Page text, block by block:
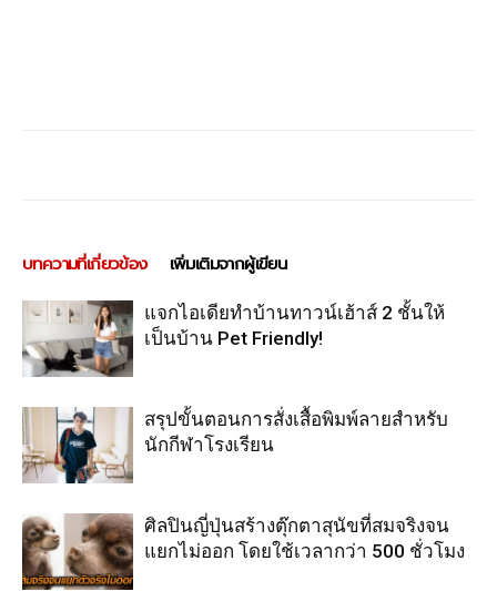
บทความที่เกี่ยวข้อง เพิ่มเติมจากผู้เขียน
แจกไอเดียทำบ้านทาวน์เฮ้าส์ 2 ชั้นให้
เป็นบ้าน Pet Friendly!
สรุปขั้นตอนการสั่งเสื้อพิมพ์ลายสำหรับ
นักกีฬาโรงเรียน
ศิลปินญี่ปุ่นสร้างตุ๊กตาสุนัขที่สมจริงจน
แยกไม่ออก โดยใช้เวลากว่า 500 ชั่วโมง